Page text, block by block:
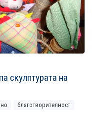
скулптурата на
благотворителност